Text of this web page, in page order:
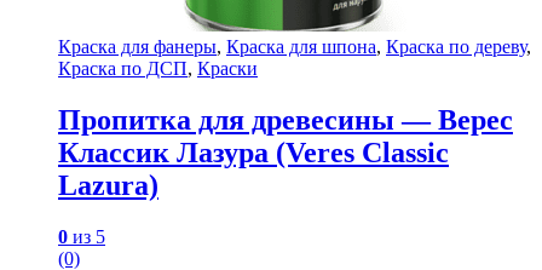
Краска для фанеры, Краска для шпона, Краска по дереву,
Краска по ДСП, Краски
Пропитка для древесины — Верес
Классик Лазура (Veres Classic
Lazura)
0 из 5
(0)